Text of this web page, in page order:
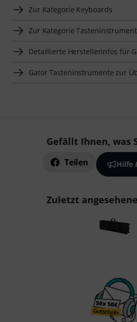
Zur Kategorie Keyboards
Zur Kategorie
Detaillierte Herstellerinfos für
Gator Tasteninstrumente zur
Gefällt Ihnen, was
Teilen Hilfe
Zuletzt